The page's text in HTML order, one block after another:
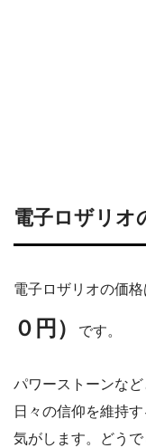
電子ロザリオ
電子ロザリオの価格
０円）
です。
パワーストーンなど
日々の信仰を維持
気がします。どうで